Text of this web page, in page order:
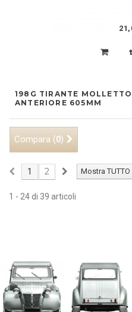
198G TIRANTE
ANTERIORE 605MM
Compara (0)
Mostra TUTTO
1 2
1 - 24 di 39 articoli